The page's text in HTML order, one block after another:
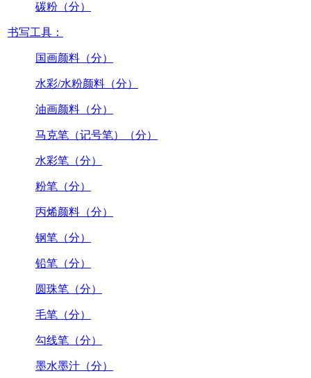
碳粉（分）
书写工具：
国画颜料（分）
水彩/水粉颜料（分）
油画颜料（分）
马克笔（记号笔）（分）
水彩笔（分）
粉笔（分）
丙烯颜料（分）
钢笔（分）
铅笔（分）
圆珠笔（分）
毛笔（分）
勾线笔（分）
墨水墨汁（分）